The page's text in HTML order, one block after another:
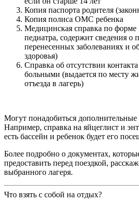
Копия паспорта родителя
Копия полиса ОМС ребенка
Медицинская справка по
педиатра, содержит сведения о
перенесенных заболеваниях и
здоровья)
Справка об отсутствии
больными (выдается по месту
отъезда в лагерь)
Могут понадобиться
Например, справка на яйцеглист и
есть бассейн и ребенок будет его
Более подробно о документах,
предоставить перед поездкой,
выбранного лагеря.
Что взять с собой на отдых?